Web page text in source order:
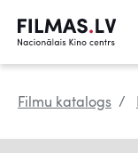
Filmu katalogs